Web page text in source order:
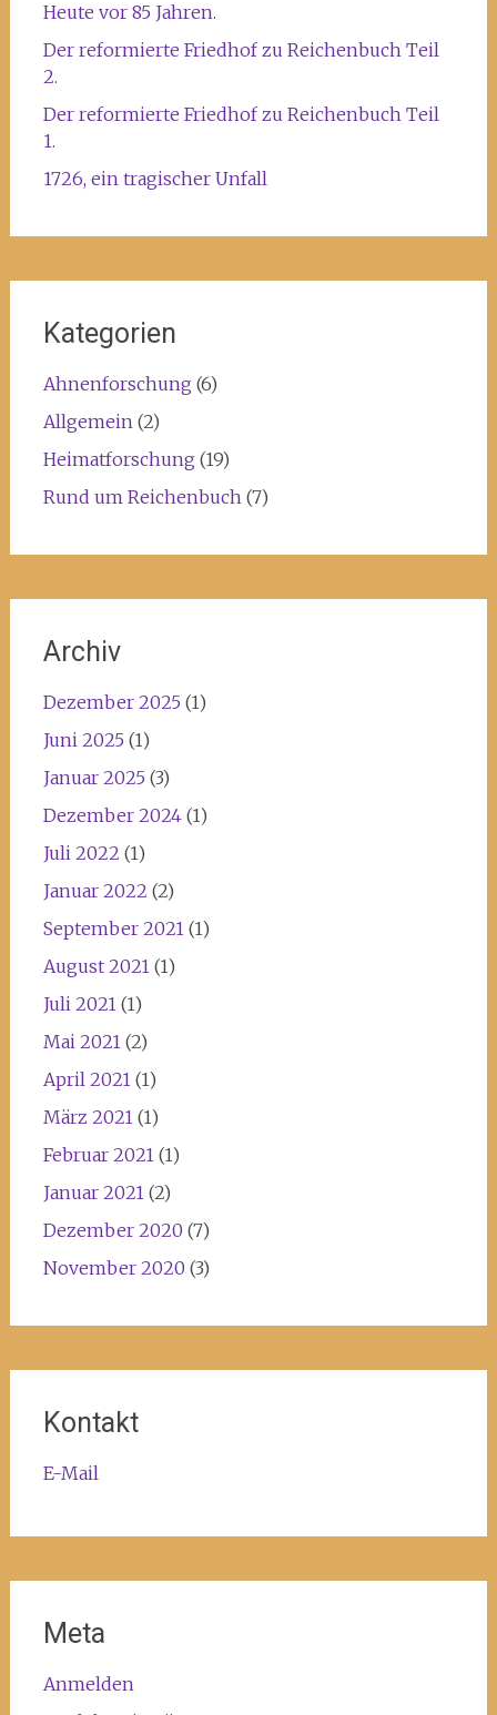
Heute vor 85 Jahren.
Der reformierte Friedhof zu Reichenbuch Teil
2.
Der reformierte Friedhof zu Reichenbuch Teil
1.
1726, ein tragischer Unfall
Kategorien
Ahnenforschung (6)
Allgemein(2)
Heimatforschung (19)
Rund um Reichenbuch(7)
Archiv
Dezember 2025 (1)
Juni 2025 (1)
Januar 2025 (3)
Dezember 2024(1)
Juli 2022 (1)
Januar 2022 (2)
September 2021(1)
August 2021(1)
Juli 2021(1)
Mai 2021(2)
April 2021(1)
März 2021(1)
Februar 2021(1)
Januar 2021(2)
Dezember 2020 (7)
November 2020 (3)
Kontakt
E-Mail
Meta
Anmelden